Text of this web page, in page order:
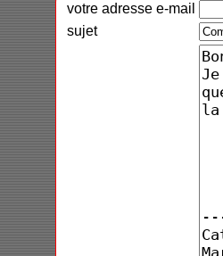
votre adresse e-mail
sujet